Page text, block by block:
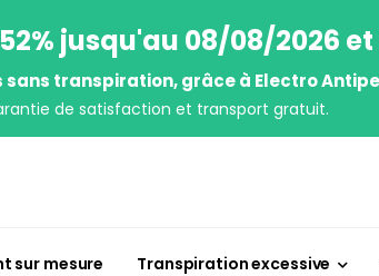
jusqu'au 08/08/2026
sans transpiration, grâce à Electro
de satisfaction et transport gratuit.
sur mesure Transpiration excessive